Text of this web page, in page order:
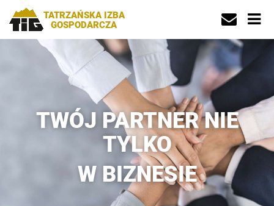
TATRZAŃSKA IZBA
GOSPODARCZA
TWÓJ PARTNER NIE
TYLKO
W BIZNESIE